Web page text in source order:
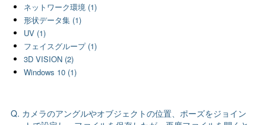
ネットワーク環境 (1)
形状データ集 (1)
UV (1)
フェイスグループ (1)
3D VISION (2)
Windows 10 (1)
Q. カメラのアングルやオブジェクトの位置、ポーズをジョイン